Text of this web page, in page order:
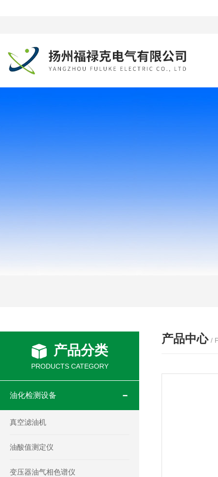
产品分类
PRODUCTS CATEGORY
油化检测设备
真空滤油机
油酸值测定仪
变压器油气相色谱仪
产品中心 /